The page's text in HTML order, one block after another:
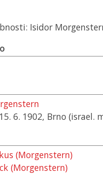
Isidor
6. 1902, Brno (israel.
(Morgenstern)
(Morgenstern)